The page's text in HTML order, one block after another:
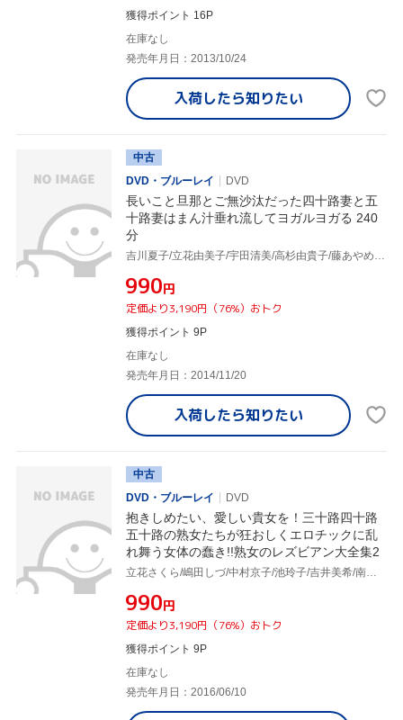
獲得ポイント 16P
在庫なし
発売年月日：2013/10/24
入荷したら知りたい
中古
DVD・ブルーレイ
DVD
長いこと旦那とご無沙汰だった四十路妻と五
十路妻はまん汁垂れ流してヨガルヨガる 240
分
¥990円
定価より3,190円（76%）おトク
獲得ポイント 9P
在庫なし
発売年月日：2014/11/20
入荷したら知りたい
中古
DVD・ブルーレイ
DVD
抱きしめたい、愛しい貴女を！三十路四十路
五十路の熟女たちが狂おしくエロチックに乱
れ舞う女体の蠢き!!熟女のレズビアン大全集2
立花さくら/嶋田しづ/中村京子/池玲子/吉井美希/南ももこ/内藤由美/三嶋宏子
¥990円
定価より3,190円（76%）おトク
獲得ポイント 9P
在庫なし
発売年月日：2016/06/10